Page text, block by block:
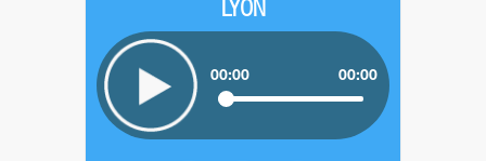
LYON
00:00 00:00